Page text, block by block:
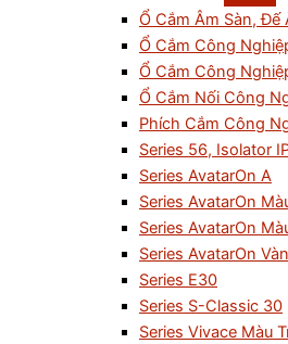
Ổ Cắm Âm Sàn, Đế
Ổ Cắm Công
Ổ Cắm Công
Ổ Cắm Nối Công
Phích Cắm Công
Series 56, Isolator
Series AvatarOn A
Series AvatarOn
Series AvatarOn
Series AvatarOn
Series E30
Series S-Classic 30
Series Vivace Màu